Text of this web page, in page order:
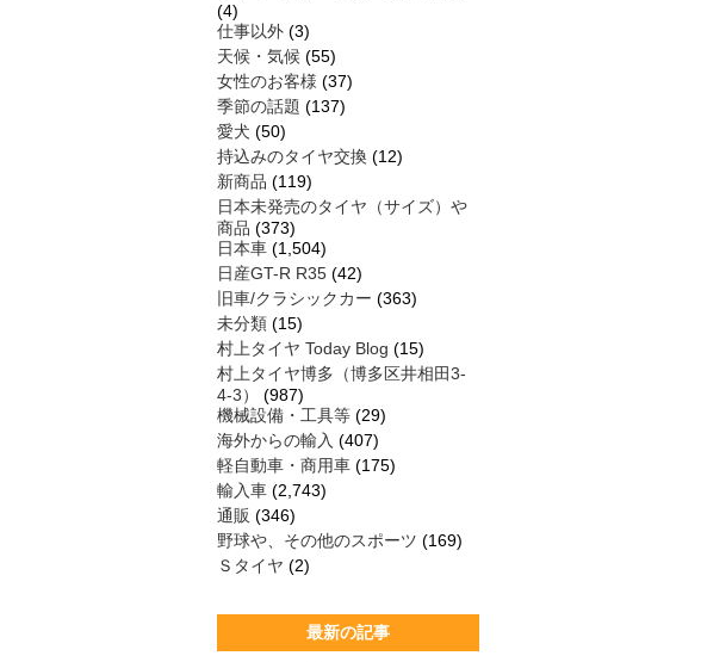
(4)
仕事以外 (3)
天候・気候 (55)
女性のお客様 (37)
季節の話題 (137)
愛犬 (50)
持込みのタイヤ交換 (12)
新商品 (119)
日本未発売のタイヤ（サイズ）や
商品 (373)
日本車 (1,504)
日産GT-R R35 (42)
旧車/クラシックカー (363)
未分類 (15)
村上タイヤ Today Blog (15)
村上タイヤ博多（博多区井相田3-
4-3）
(987)
機械設備・工具等 (29)
海外からの輸入 (407)
軽自動車・商用車 (175)
輸入車 (2,743)
通販 (346)
野球や、その他のスポーツ (169)
Ｓタイヤ (2)
最新の記事